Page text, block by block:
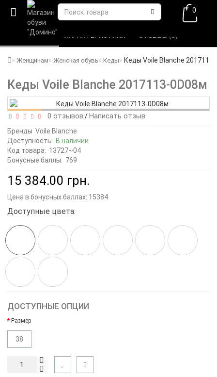
0
Женщинам Женская обувь Кеды Кеды Voile Blanche
Кеды Voile Blanche 2017113-0D08м
ВСЕ О ТОВАРЕ ХАРАКТЕРИСТИКИ ОТЗЫВЫ (0)
0 отзывов /Написать отзыв
Бренды Voile Blanche
Доступность: В наличии
Код товара: 13727~04
Бонусные баллы: 769
15 384.00 грн.
Цена в бонусных баллах: 15384
Доступные цвета:
ДОСТУПНЫЕ ОПЦИИ
Размер
38